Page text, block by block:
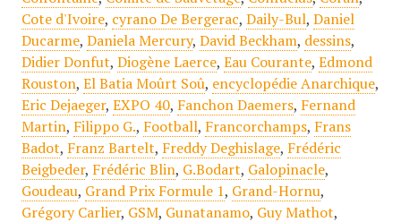
Cote d'Ivoire, cyrano De Bergerac, Daily-Bul, Daniel
Ducarme, Daniela Mercury, David Beckham, dessins,
Didier Donfut, Diogène Laerce, Eau Courante, Edmond
Rouston, El Batia Moûrt Soû, encyclopédie Anarchique,
Eric Dejaeger, EXPO 40, Fanchon Daemers, Fernand
Martin, Filippo G., Football, Francorchamps, Frans
Badot, Franz Bartelt, Freddy Deghislage, Frédéric
Beigbeder, Frédéric Blin, G.Bodart, Galopinacle,
Goudeau, Grand Prix Formule 1, Grand-Hornu,
Grégory Carlier, GSM, Gunatanamo, Guy Mathot,